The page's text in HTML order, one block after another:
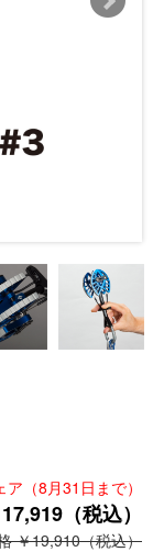
（8月31日まで）
（税込）
￥19,910（税込）